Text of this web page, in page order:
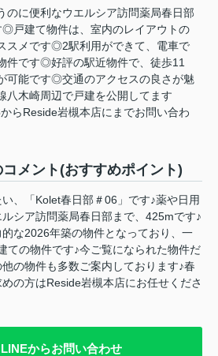
のに便利なウエルシア訪問薬局春日部
◎戸建て物件は、室内のレイアウトの
スメです◎2駅利用ができて、電車で
件です◎好評の駅近物件で、徒歩11
可能です◎交通のアクセスの良さが魅
八木崎周辺で戸建を公開してます
らReside岩槻本店にまでお問い合わ
メント(おすすめポイント)
、「Kolet春日部＃06」です♪薬や日用
シア訪問薬局春日部まで、425mです♪
な2026年築の物件となっており、一
ての物件です♪今ご覧になられた物件だ
の物件も多数ご案内しております♪春
の方はReside岩槻本店にお任せくださ
LINEからお問い合わせ